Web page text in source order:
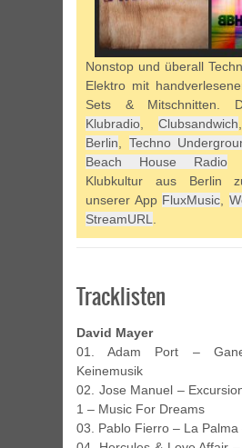
Nonstop und überall
Elektro mit
Sets & Mitschnitten.
Klubradio
Clubsandwich
Berlin
Techno
Beach House Radio
Klubkultur aus Berlin
unserer App FluxMusic
StreamURL
Tracklisten
David Mayer
01. Adam Port –
Keinemusik
02. Jose Manuel –
1 – Music For Dreams
03. Pablo Fierro – La